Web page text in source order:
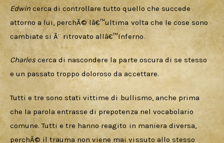
Edwin cerca di controllare tutto quello che succede
attorno a lui, perchÃ© lâ€™ultima volta che le cose sono
cambiate si Ã¨ ritrovato allâ€™Inferno.
Charles cerca di nascondere la parte oscura di se stesso
e un passato troppo doloroso da accettare.
Tutti e tre sono stati vittime di bullismo, anche prima
che la parola entrasse di prepotenza nel vocabolario
comune. Tutti e tre hanno reagito in maniera diversa,
perchÃ© il trauma non viene mai vissuto allo stesso